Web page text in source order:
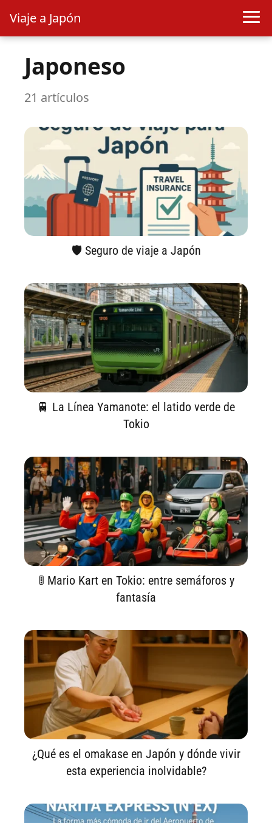
Viaje a Japón
Japoneso
21 artículos
🛡️ Seguro de viaje a Japón
🚆 La Línea Yamanote: el latido verde de
Tokio
🚦 Mario Kart en Tokio: entre semáforos y
fantasía
¿Qué es el omakase en Japón y dónde vivir
esta experiencia inolvidable?